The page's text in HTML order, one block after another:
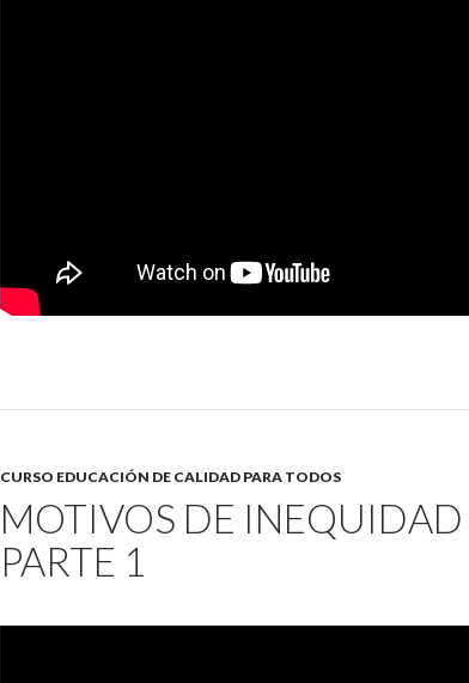
CURSO EDUCACIÓN DE CALIDAD PARA TODOS
MOTIVOS DE INEQUIDAD
PARTE 1